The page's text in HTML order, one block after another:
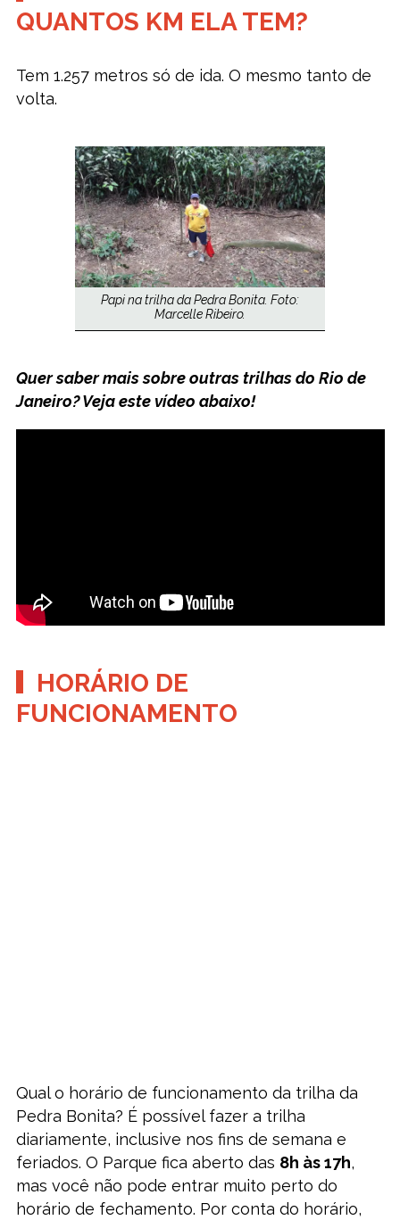
QUANTOS KM ELA TEM?
Tem 1.257 metros só de ida. O mesmo tanto de
volta.
Papi na trilha da Pedra Bonita. Foto:
Marcelle Ribeiro.
Quer saber mais sobre outras trilhas do Rio de
Janeiro? Veja este vídeo abaixo!
HORÁRIO DE
FUNCIONAMENTO
Qual o horário de funcionamento da trilha da
Pedra Bonita? É possível fazer a trilha
diariamente, inclusive nos fins de semana e
feriados. O Parque fica aberto das 8h às 17h,
mas você não pode entrar muito perto do
horário de fechamento. Por conta do horário,